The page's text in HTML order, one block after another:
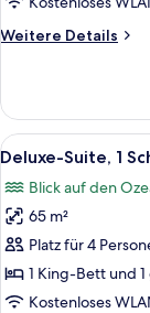
Weitere Details
Weitere
Doppelzimmer,
2 Doppelbetten,
eingeschränkter
Alle
Fotos
für
Deluxe-
Suite,
1
Schlafzimmer,
14
Deluxe-Suite, 1
Blick auf den
65 m²
Platz für 4
1 King-Bett und
Kostenloses